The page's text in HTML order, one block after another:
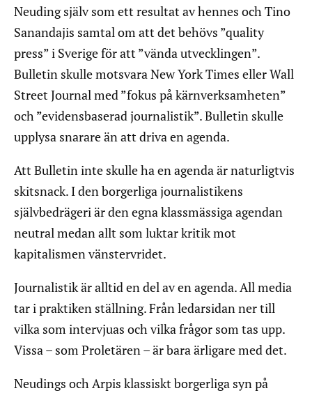
Neuding själv som ett resultat av hennes och Tino
Sanandajis samtal om att det behövs ”quality
press” i Sverige för att ”vända utvecklingen”.
Bulletin skulle motsvara New York Times eller Wall
Street Journal med ”fokus på kärnverksamheten”
och ”evidensbaserad journalistik”. Bulletin skulle
upplysa snarare än att driva en agenda.
Att Bulletin inte skulle ha en agenda är naturligtvis
skitsnack. I den borgerliga journalistikens
självbedrägeri är den egna klassmässiga agendan
neutral medan allt som luktar kritik mot
kapitalismen vänstervridet.
Journalistik är alltid en del av en agenda. All media
tar i praktiken ställning. Från ledarsidan ner till
vilka som intervjuas och vilka frågor som tas upp.
Vissa – som Proletären – är bara ärligare med det.
Neudings och Arpis klassiskt borgerliga syn på